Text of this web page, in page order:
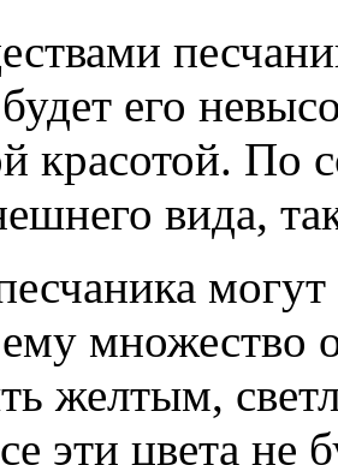
его
красотой. По
вида,
множество
желтым,
эти цвета не